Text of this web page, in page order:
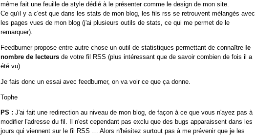
même fait une feuille de style dédié à le présenter comme le design de mon site.
Ce qu'il y a c'est que dans les stats de mon blog, les fils rss se retrouvent mélangés avec
les pages vues de mon blog (j'ai plusieurs outils de stats, ce qui me permet de le
remarquer).
Feedburner propose entre autre chose un outil de statistiques permettant de connaître le
nombre de lecteurs de votre fil RSS (plus intéressant que de savoir combien de fois il a
été vu).
Je fais donc un essai avec feedburner, on va voir ce que ça donne.
Tophe
PS : J'ai fait une redirection au niveau de mon blog, de façon à ce que vous n'ayez pas à
modifier l'adresse du fil. Il n'est cependant pas exclu que des bugs apparaissent dans les
jours qui viennent sur le fil RSS … Alors n'hésitez surtout pas à me prévenir que je les